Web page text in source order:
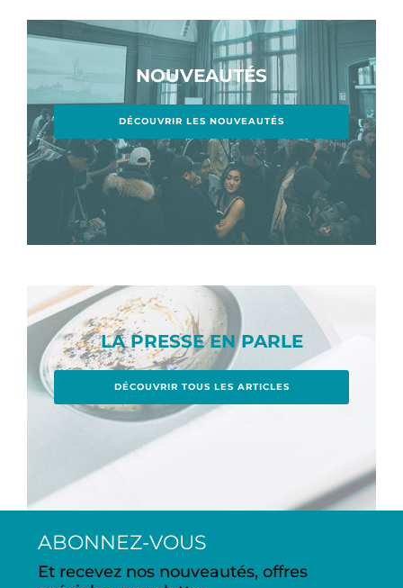
NOUVEAUTÉS
DÉCOUVRIR LES NOUVEAUTÉS
LA PRESSE EN PARLE
DÉCOUVRIR TOUS LES ARTICLES
ABONNEZ-VOUS
Et recevez nos nouveautés, offres